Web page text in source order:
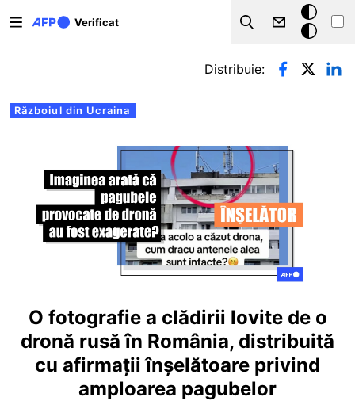
Verificat
Search
Modul
întunecat
Filele principale
Războiul din Ucraina
Distribuie:
O fotografie a clădirii lovite de o
dronă rusă în România, distribuită
cu afirmații înșelătoare privind
amploarea pagubelor